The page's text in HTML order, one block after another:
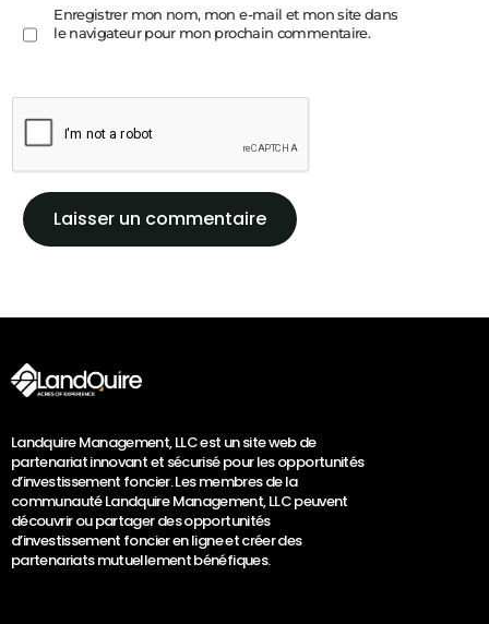
Enregistrer mon nom, mon e-mail et mon site dans
le navigateur pour mon prochain commentaire.
Landquire Management, LLC est un site web de
partenariat innovant et sécurisé pour les opportunités
d’investissement foncier. Les membres de la
communauté Landquire Management, LLC peuvent
découvrir ou partager des opportunités
d’investissement foncier en ligne et créer des
partenariats mutuellement bénéfiques.